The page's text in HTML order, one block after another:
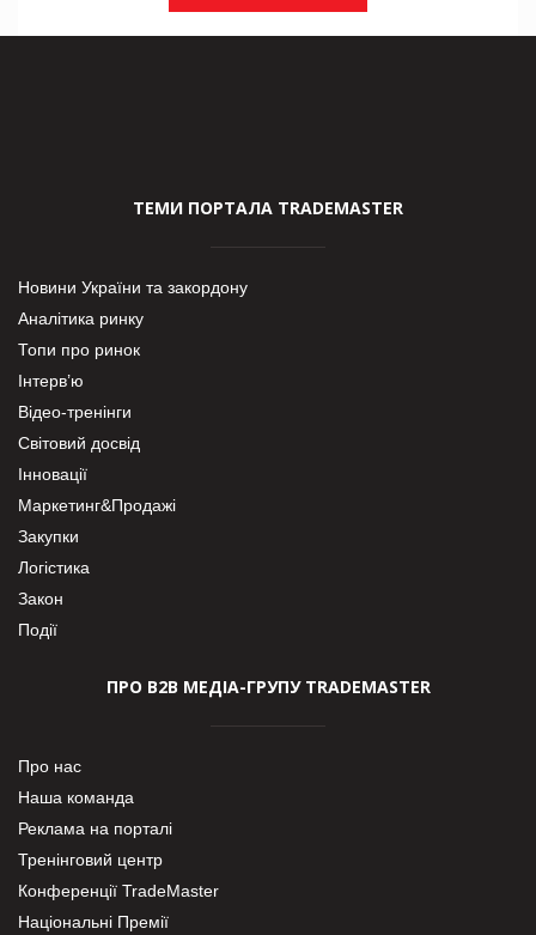
ТЕМИ ПОРТАЛА TRADEMASTER
Новини України та закордону
Аналітика ринку
Топи про ринок
Інтерв’ю
Відео-тренінги
Світовий досвід
Інновації
Маркетинг&Продажі
Закупки
Логістика
Закон
Події
ПРО В2В МЕДІА-ГРУПУ TRADEMASTER
Про нас
Наша команда
Реклама на порталі
Тренінговий центр
Конференції TradeMaster
Національні Премії